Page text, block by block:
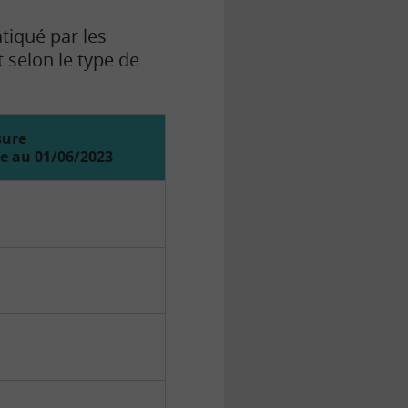
par les
selon le type de
au 01/06/2023